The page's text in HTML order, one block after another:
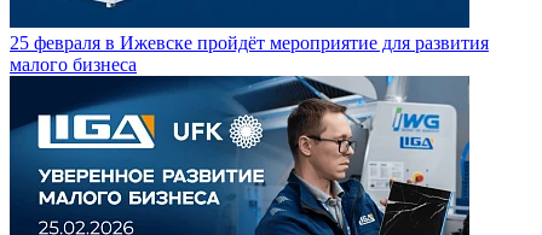
25 февраля в Ижевске пройдёт мероприятие для развития
малого бизнеса